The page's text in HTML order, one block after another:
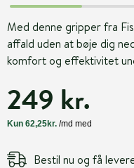
Med denne gripper fra
affald uden at bøje dig
komfort og effektivitet
249 kr.
Bestil nu og få